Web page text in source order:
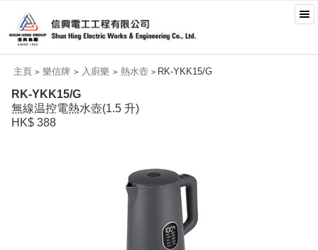
主頁 > 樂信牌 > 入廚樂 > 熱水壺 > RK-YKK15/G
RK-YKK15/G
無線温控電熱水壺(1.5 升)
HK$ 388